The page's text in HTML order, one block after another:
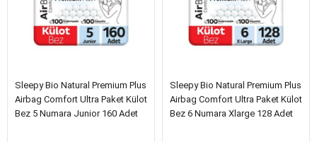
Sleepy Bio Natural Premium Plus
Airbag Comfort Ultra Paket Külot
Bez 5 Numara Junior 160 Adet
Sleepy Bio Natural Premium Plus
Airbag Comfort Ultra Paket Külot
Bez 6 Numara Xlarge 128 Adet